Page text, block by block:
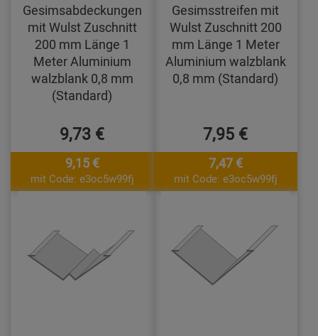
Gesimsabdeckungen
mit Wulst Zuschnitt
200 mm Länge 1
Meter Aluminium
walzblank 0,8 mm
(Standard)
9,73 €
9,15 €
mit Code: e3oc5w99fj
Gesimsstreifen mit
Wulst Zuschnitt 200
mm Länge 1 Meter
Aluminium walzblank
0,8 mm (Standard)
7,95 €
7,47 €
mit Code: e3oc5w99fj